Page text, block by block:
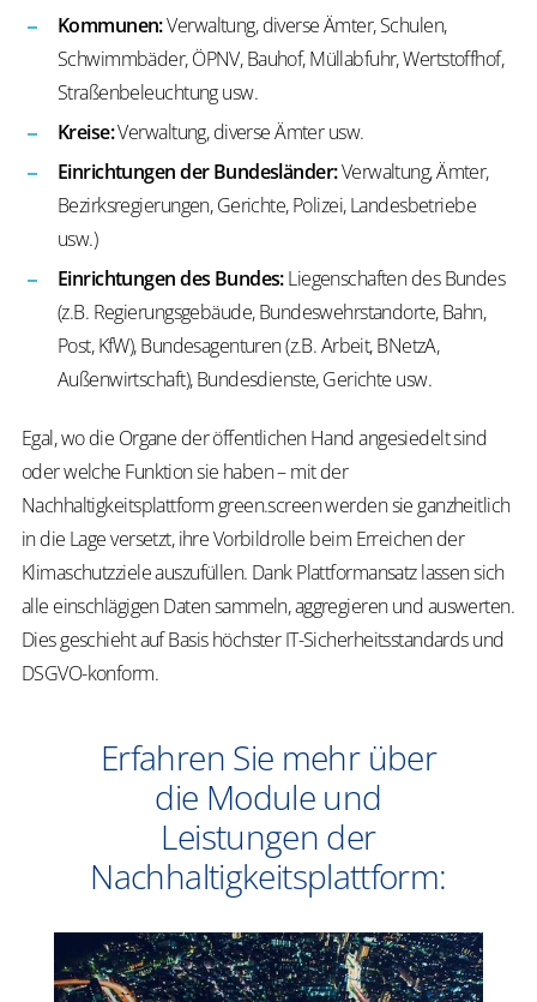
Kommunen:Verwaltung, diverse Ämter, Schulen,
Schwimmbäder, ÖPNV, Bauhof, Müllabfuhr, Wertstoffhof,
Straßenbeleuchtung usw.
Kreise:Verwaltung, diverse Ämter usw.
Einrichtungen der Bundesländer:Verwaltung, Ämter,
Bezirksregierungen, Gerichte, Polizei, Landesbetriebe
usw.)
Einrichtungen des Bundes:Liegenschaften des Bundes
(z.B. Regierungsgebäude, Bundeswehrstandorte, Bahn,
Post, KfW), Bundesagenturen (z.B. Arbeit, BNetzA,
Außenwirtschaft), Bundesdienste, Gerichte usw.
Egal, wo die Organe der öffentlichen Hand angesiedelt sind
oder welche Funktion sie haben – mit der
Nachhaltigkeitsplattform green.screen werden sie ganzheitlich
in die Lage versetzt, ihre Vorbildrolle beim Erreichen der
Klimaschutzziele auszufüllen. Dank Plattformansatz lassen sich
alle einschlägigen Daten sammeln, aggregieren und auswerten.
Dies geschieht auf Basis höchster IT-Sicherheitsstandards und
DSGVO-konform.
Erfahren Sie mehr über
die Module und
Leistungen der
Nachhaltigkeitsplattform: